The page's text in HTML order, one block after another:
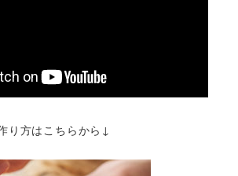
り方はこちらから↓